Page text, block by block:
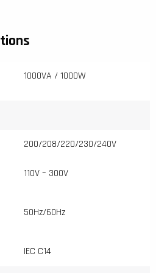
1000VA / 1000W
200/208/220/230/240V
110V – 300V
50Hz/60Hz
IEC C14